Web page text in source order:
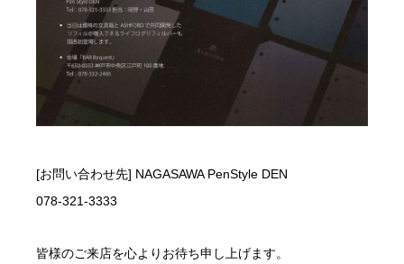
[お問い合わせ先] NAGASAWA PenStyle DEN
078-321-3333
皆様のご来店を心よりお待ち申し上げます。